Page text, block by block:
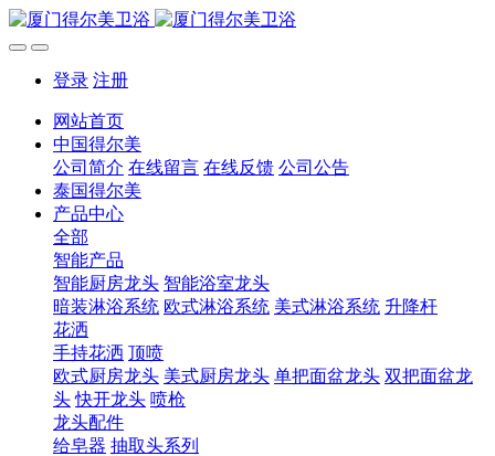
登录 注册
网站首页
中国得尔美
公司简介 在线留言 在线反馈 公司公告
泰国得尔美
产品中心
全部
智能产品
智能厨房龙头 智能浴室龙头
暗装淋浴系统 欧式淋浴系统 美式淋浴系统 升降杆
花洒
手持花洒 顶喷
欧式厨房龙头 美式厨房龙头 单把面盆龙头 双把面盆龙
头 快开龙头 喷枪
龙头配件
给皂器 抽取头系列